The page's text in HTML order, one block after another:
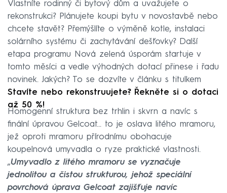
Vlastníte rodinný či bytový dům a uvažujete o
rekonstrukci? Plánujete koupi bytu v novostavbě nebo
chcete stavět? Přemýšlíte o výměně kotle, instalaci
solárního systému či zachytávání dešťovky? Další
etapa programu Nová zelená úsporám startuje v
tomto měsíci a vedle výhodných dotací přinese i řadu
novinek. Jakých? To se dozvíte v článku s titulkem
Stavíte nebo rekonstruujete? Řekněte si o dotaci
až 50 %!
Homogenní struktura bez trhlin i skvrn a navíc s
finální úpravou Gelcoat… to je oslava litého mramoru,
jež oproti mramoru přírodnímu obohacuje
koupelnová umyvadla o ryze praktické vlastnosti.
„Umyvadlo z litého mramoru se vyznačuje
jednolitou a čistou strukturou, jehož speciální
povrchová úprava Gelcoat zajišťuje navíc